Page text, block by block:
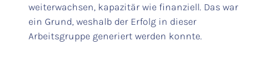
weiterwachsen, kapazitär wie finanziell. Das war
ein Grund, weshalb der Erfolg in dieser
Arbeitsgruppe generiert werden konnte.